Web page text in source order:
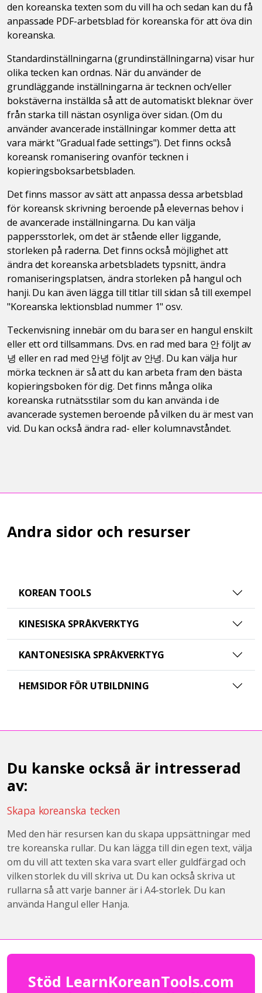
den koreanska texten som du vill ha och sedan kan du få
anpassade PDF-arbetsblad för koreanska för att öva din
koreanska.
Standardinställningarna (grundinställningarna) visar hur
olika tecken kan ordnas. När du använder de
grundläggande inställningarna är tecknen och/eller
bokstäverna inställda så att de automatiskt bleknar över
från starka till nästan osynliga över sidan. (Om du
använder avancerade inställningar kommer detta att
vara märkt "Gradual fade settings"). Det finns också
koreansk romanisering ovanför tecknen i
kopieringsboksarbetsbladen.
Det finns massor av sätt att anpassa dessa arbetsblad
för koreansk skrivning beroende på elevernas behov i
de avancerade inställningarna. Du kan välja
pappersstorlek, om det är stående eller liggande,
storleken på raderna. Det finns också möjlighet att
ändra det koreanska arbetsbladets typsnitt, ändra
romaniseringsplatsen, ändra storleken på hangul och
hanji. Du kan även lägga till titlar till sidan så till exempel
"Koreanska lektionsblad nummer 1" osv.
Teckenvisning innebär om du bara ser en hangul enskilt
eller ett ord tillsammans. Dvs. en rad med bara 안 följt av
녕 eller en rad med 안녕 följt av 안녕. Du kan välja hur
mörka tecknen är så att du kan arbeta fram den bästa
kopieringsboken för dig. Det finns många olika
koreanska rutnätsstilar som du kan använda i de
avancerade systemen beroende på vilken du är mest van
vid. Du kan också ändra rad- eller kolumnavståndet.
Andra sidor och resurser
KOREAN TOOLS
KINESISKA SPRÅKVERKTYG
KANTONESISKA SPRÅKVERKTYG
HEMSIDOR FÖR UTBILDNING
Du kanske också är intresserad
av:
Skapa koreanska tecken
Med den här resursen kan du skapa uppsättningar med
tre koreanska rullar. Du kan lägga till din egen text, välja
om du vill att texten ska vara svart eller guldfärgad och
vilken storlek du vill skriva ut. Du kan också skriva ut
rullarna så att varje banner är i A4-storlek. Du kan
använda Hangul eller Hanja.
Stöd LearnKoreanTools.com